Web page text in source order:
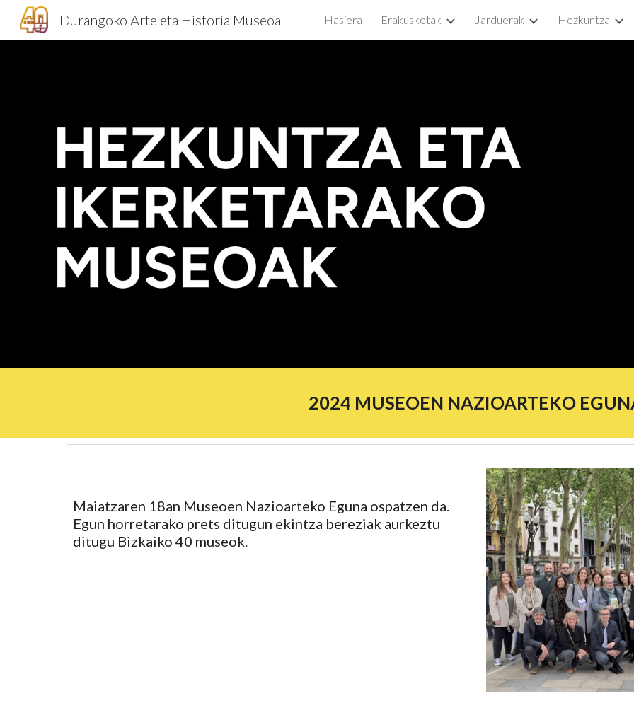
Skip to main content Skip to
Durangoko Arte eta Historia Museoa Hasiera Erakusketak Jarduerak Hezkuntza
2024 MUSEOEN NAZIOARTEKO
Maiatzaren 18an Museoen Nazioarteko Eguna ospatzen da.
Egun horretarako prets ditugun ekintza bereziak aurkeztu
ditugu Bizkaiko 40 museok.